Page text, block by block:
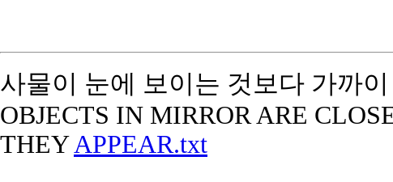
사물이 눈에 보이는 것보다 가까
OBJECTS IN MIRROR ARE
THEY APPEAR.txt